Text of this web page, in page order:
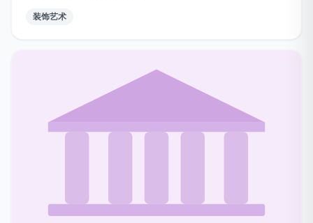
装饰艺术